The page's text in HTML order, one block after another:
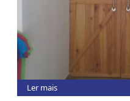
Ler mais